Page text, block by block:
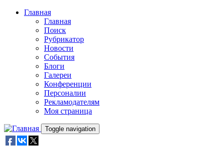
Skip to main content
Главная
Главная
Поиск
Рубрикатор
Новости
События
Блоги
Галереи
Конференции
Персоналии
Рекламодателям
Моя страница
Toggle navigation